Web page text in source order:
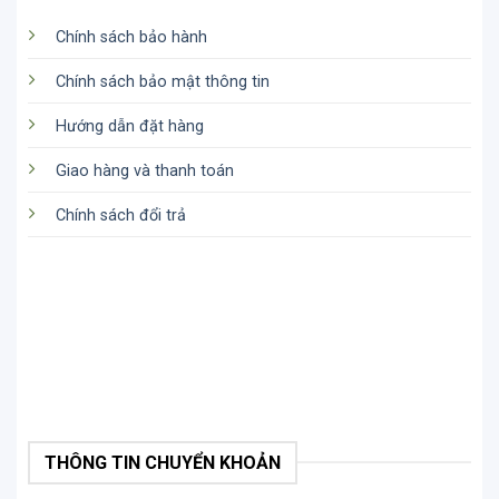
màu sắc trở nên sinh động và hấp dẫn hơn. Chỉ cần
ảnh vô cùng chuyên nghiệp.
Hộp sạc đi kèm
Chính sách bảo hành
Chính sách bảo mật thông tin
Hướng dẫn đặt hàng
Giao hàng và thanh toán
Chính sách đổi trả
THÔNG TIN CHUYỂN KHOẢN